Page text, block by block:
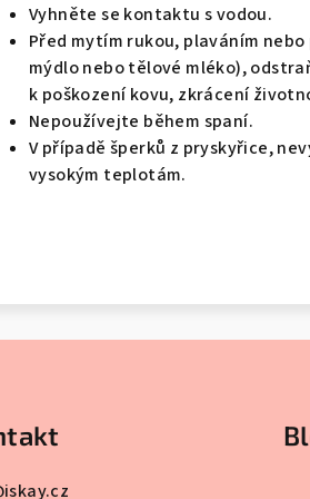
Vyhněte se kontaktu s vodou.
Před mytím rukou, plaváním
mýdlo nebo tělové mléko),
k poškození kovu, zkrácení
Nepoužívejte během spaní.
V případě šperků z pryskyřice,
vysokým teplotám.
iskay.cz